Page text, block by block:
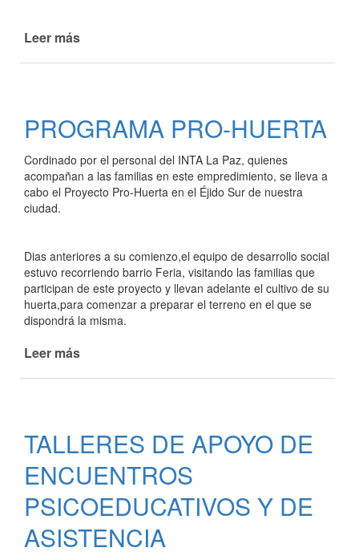
Leer más
SUBSIDIO
PARA
LA
FERIA
ZONAL
PROGRAMA PRO-HUERTA
Cordinado por el personal del INTA La Paz, quienes
acompañan a las familias en este empredimiento, se lleva a
cabo el Proyecto Pro-Huerta en el Éjido Sur de nuestra
ciudad.
Dias anteriores a su comienzo,el equipo de desarrollo social
estuvo recorriendo barrio Feria, visitando las familias que
participan de este proyecto y llevan adelante el cultivo de su
huerta,para comenzar a preparar el terreno en el que se
dispondrá la misma.
Leer más
TALLERES DE APOYO DE
ENCUENTROS
PSICOEDUCATIVOS Y DE
ASISTENCIA